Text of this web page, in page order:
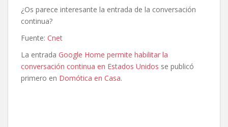
¿Os parece interesante la entrada de la conversación
continua?
Fuente: Cnet
La entrada Google Home permite habilitar la
conversación continua en Estados Unidos se publicó
primero en Domótica en Casa.